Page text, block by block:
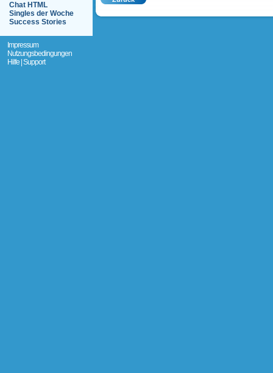
Chat HTML
Singles der Woche
Success Stories
Impressum
Nutzungsbedingungen
Hilfe | Support